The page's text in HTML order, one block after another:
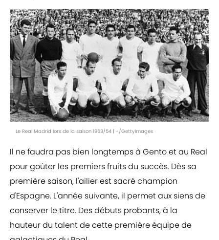
Le Real Madrid lors de la saison 1953/54 | -/GettyImages
Il ne faudra pas bien longtemps à Gento et au Real
pour goûter les premiers fruits du succès. Dès sa
première saison, l'ailier est sacré champion
d'Espagne. L'année suivante, il permet aux siens de
conserver le titre. Des débuts probants, à la
hauteur du talent de cette première équipe de